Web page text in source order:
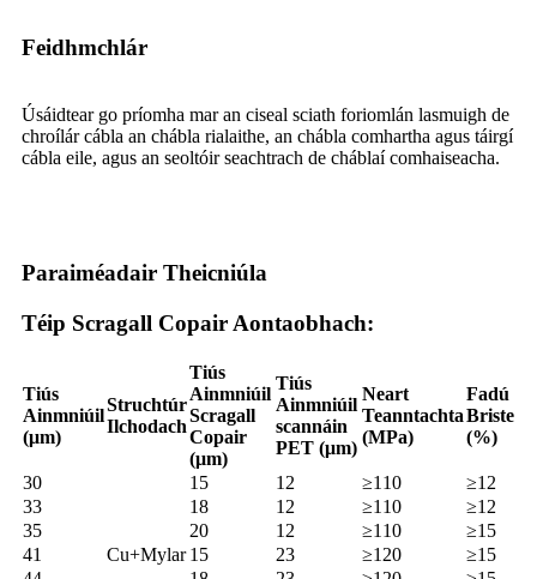
Feidhmchlár
Úsáidtear go príomha mar an ciseal sciath foriomlán lasmuigh de
chroílár cábla an chábla rialaithe, an chábla comhartha agus táirgí
cábla eile, agus an seoltóir seachtrach de cháblaí comhaiseacha.
Paraiméadair Theicniúla
Téip Scragall Copair Aontaobhach:
Tiús
Ainmniúil
(μm)
Struchtúr
Ilchodach
Tiús
Ainmniúil
Scragall
Copair
(μm)
Tiús
Ainmniúil
scannáin
PET (μm)
Neart
Teanntachta
(MPa)
Fadú
Briste
(%)
30
Cu+Mylar
15 12 ≥110
≥12
33
18 12 ≥110
≥12
35
20 12 ≥110
≥15
41
15 23 ≥120
≥15